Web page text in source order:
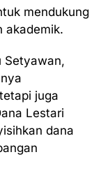
mendukung
akademik.
Setyawan,
juga
Lestari
dana